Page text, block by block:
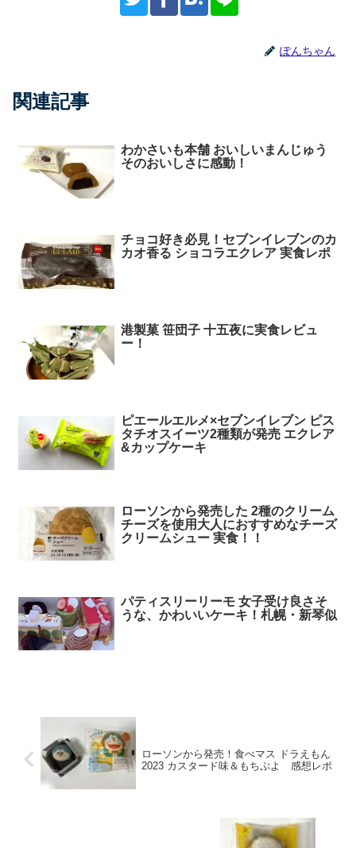
ぽんちゃん
関連記事
わかさいも本舗 おいしいまんじゅう
そのおいしさに感動！
チョコ好き必見！セブンイレブンのカ
カオ香る ショコラエクレア 実食レポ
港製菓 笹団子 十五夜に実食レビュ
ー！
ピエールエルメ×セブンイレブン ピス
タチオスイーツ2種類が発売 エクレア
&カップケーキ
ローソンから発売した 2種のクリーム
チーズを使用大人におすすめなチーズ
クリームシュー 実食！！
パティスリーリーモ 女子受け良さそ
うな、かわいいケーキ！札幌・新琴似
ローソンから発売！食べマス ドラえもん
2023 カスタード味＆もちぷよ 感想レポ